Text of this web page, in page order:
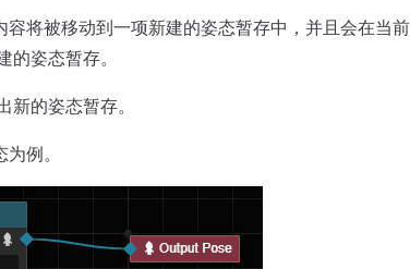
将被移动到一项新建的姿态暂存中，并且会在当
的姿态暂存。
新的姿态暂存。
例。